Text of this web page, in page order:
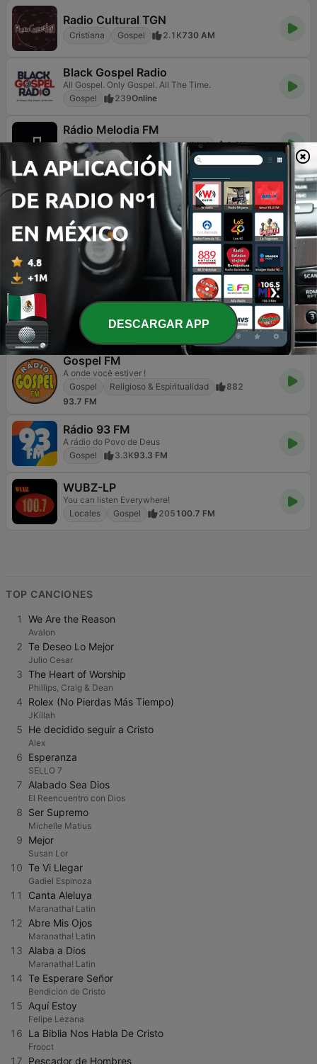
Radio Cultural TGN
Cristiana Gospel 2.1K730 AM
Black Gospel Radio
All Gospel. Only Gospel. All The Time.
Gospel
239Online
Rádio Melodia FM
Gospel Religioso & Espiritualidad
8.3K
97.5 FM
Rádio Deus é Amor
Radio hablada Gospel 6.4K97.3 FM
Hunter.FM - Gospel
Os principais nomes da música Gospel.
Gospel
Religioso & Espiritualidad 1.2KOnline
Gospel FM
Jesus em Primeiro Lugar
Cristiana
Gospel 4.7K90.1 FM
Gospel FM
A onde você estiver !
Gospel
Religioso & Espiritualidad
882
93.7 FM
Rádio 93 FM
A rádio do Povo de Deus
Gospel
3.3K93.3 FM
WUBZ-LP
You can listen Everywhere!
Locales
Gospel 205 100.7 FM
TOP CANCIONES
1 We Are the Reason
Avalon
2 Te Deseo Lo Mejor
Julio Cesar
3 The Heart of Worship
Phillips, Craig & Dean
4 Rolex (No Pierdas Más Tiempo)
JKillah
5 He decidido seguir a Cristo
Alex
6 Esperanza
SELLO 7
7 Alabado Sea Dios
El Reencuentro con Dios
8 Ser Supremo
Michelle Matius
9 Mejor
Susan Lor
10 Te Vi Llegar
Gadiel Espinoza
11 Canta Aleluya
Maranatha! Latin
12 Abre Mis Ojos
Maranatha! Latin
13 Alaba a Dios
Maranatha! Latin
14 Te Esperare Señor
Bendicion de Cristo
15 Aquí Estoy
Felipe Lezana
16 La Biblia Nos Habla De Cristo
Frooct
17 Pescador de Hombres
DESCARGAR APP